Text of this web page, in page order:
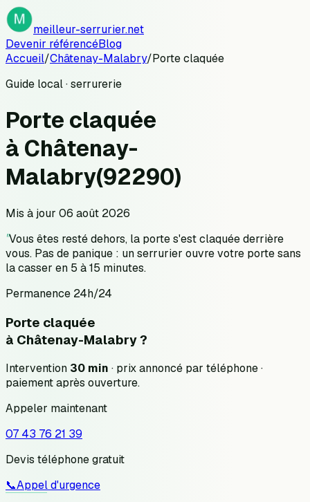
meilleur-serrurier.net
Devenir référencéBlog
Accueil/Châtenay-Malabry/Porte claquée
Guide local · serrurerie
Porte claquée
à Châtenay-
Malabry(92290)
Mis à jour 06 août 2026
"Vous êtes resté dehors, la porte s'est claquée derrière
vous. Pas de panique : un serrurier ouvre votre porte sans
la casser en 5 à 15 minutes.
Permanence 24h/24
Porte claquée
à Châtenay-Malabry?
Intervention 30 min · prix annoncé par téléphone·
paiement après ouverture.
Appeler maintenant
07 43 76 21 39
Devis téléphone gratuit
📞Appel d'urgence